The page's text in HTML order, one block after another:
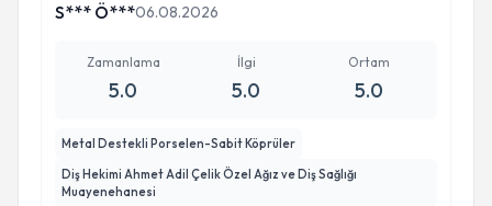
S*** Ö***06.08.2026
Zamanlama
5.0
İlgi
5.0
Ortam
5.0
Metal Destekli Porselen-Sabit Köprüler
Diş Hekimi Ahmet Adil Çelik Özel Ağız ve Diş Sağlığı
Muayenehanesi